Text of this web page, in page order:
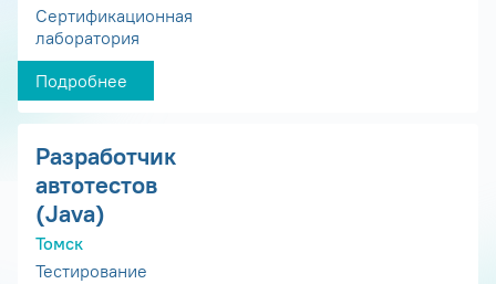
Сертификационная
лаборатория
Подробнее
Разработчик
автотестов
(Java)
Томск
Тестирование